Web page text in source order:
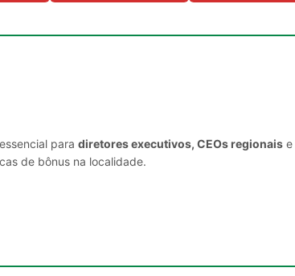
para diretores executivos, CEOs regionais e
de bônus na localidade.